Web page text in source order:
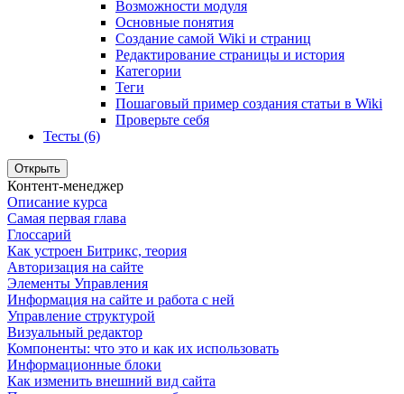
Возможности модуля
Основные понятия
Создание самой Wiki и страниц
Редактирование страницы и история
Категории
Теги
Пошаговый пример создания статьи в Wiki
Проверьте себя
Тесты (6)
Открыть
Контент-менеджер
Описание курса
Самая первая глава
Глоссарий
Как устроен Битрикс, теория
Авторизация на сайте
Элементы Управления
Информация на сайте и работа с ней
Управление структурой
Визуальный редактор
Компоненты: что это и как их использовать
Информационные блоки
Как изменить внешний вид сайта